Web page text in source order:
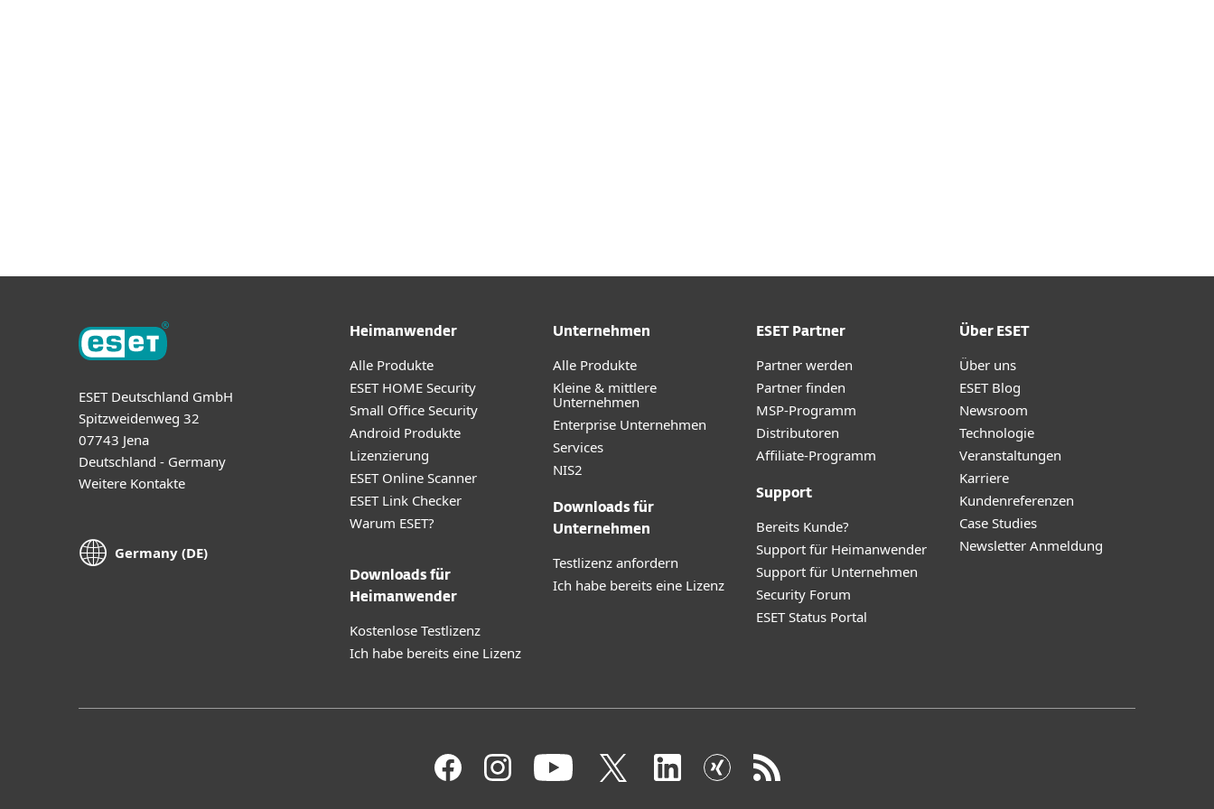
ESET Deutschland GmbH
Spitzweidenweg 32
07743 Jena
Deutschland - Germany
Weitere Kontakte
Germany (DE)
Heimanwender
Alle Produkte
ESET HOME Security
Small Office Security
Android Produkte
Lizenzierung
ESET Online Scanner
ESET Link Checker
Warum ESET?
Downloads für
Heimanwender
Kostenlose Testlizenz
Ich habe bereits eine Lizenz
Unternehmen
Alle Produkte
Kleine & mittlere
Unternehmen
Enterprise Unternehmen
Services
NIS2
Downloads für
Unternehmen
Testlizenz anfordern
Ich habe bereits eine Lizenz
ESET Partner
Partner werden
Partner finden
MSP-Programm
Distributoren
Affiliate-Programm
Support
Bereits Kunde?
Support für Heimanwender
Support für Unternehmen
Security Forum
ESET Status Portal
Über ESET
Über uns
ESET Blog
Newsroom
Technologie
Veranstaltungen
Karriere
Kundenreferenzen
Case Studies
Newsletter Anmeldung